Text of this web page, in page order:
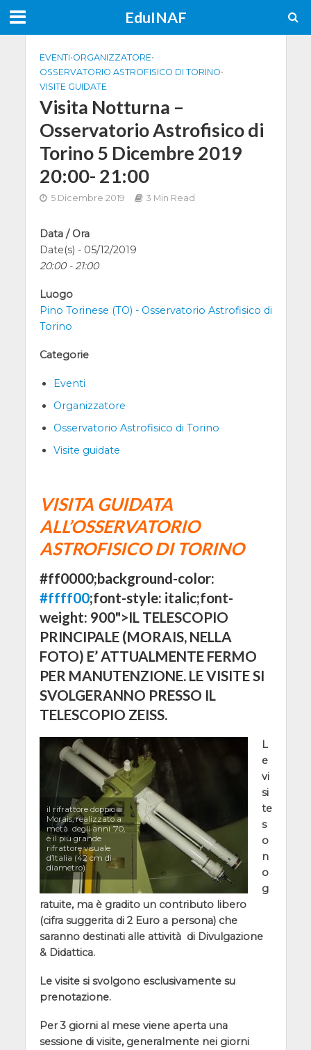
EduINAF
EVENTI•ORGANIZZATORE•
OSSERVATORIO ASTROFISICO DI TORINO•
VISITE GUIDATE
Visita Notturna –
Osservatorio Astrofisico di
Torino 5 Dicembre 2019
20:00- 21:00
5 Dicembre 2019 3 Min Read
Data / Ora
Date(s) - 05/12/2019
20:00 - 21:00
Luogo
Pino Torinese (TO) - Osservatorio Astrofisico di
Torino
Categorie
Eventi
Organizzatore
Osservatorio Astrofisico di Torino
Visite guidate
VISITA GUIDATA
ALL’OSSERVATORIO
ASTROFISICO DI TORINO
#ff0000;background-color:
#ffff00;font-style: italic;font-
weight: 900">IL TELESCOPIO
PRINCIPALE (MORAIS, NELLA
FOTO) E’ ATTUALMENTE FERMO
PER MANUTENZIONE. LE VISITE SI
SVOLGERANNO PRESSO IL
TELESCOPIO ZEISS.
il rifrattore doppio
Morais, realizzato a
metà degli anni ’70,
è il più grande
rifrattore visuale
d’Italia (42 cm di
diametro)
L
e
vi
si
te
s
o
n
o
g
ratuite, ma è gradito un contributo libero
(cifra suggerita di 2 Euro a persona) che
saranno destinati alle attività di Divulgazione
& Didattica.
Le visite si svolgono esclusivamente su
prenotazione.
Per 3 giorni al mese viene aperta una
sessione di visite, generalmente nei giorni